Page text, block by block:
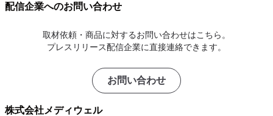
配信企業へのお問い合わせ
取材依頼・商品に対するお問い合わせはこちら。
プレスリリース配信企業に直接連絡できます。
お問い合わせ
株式会社メディウェル